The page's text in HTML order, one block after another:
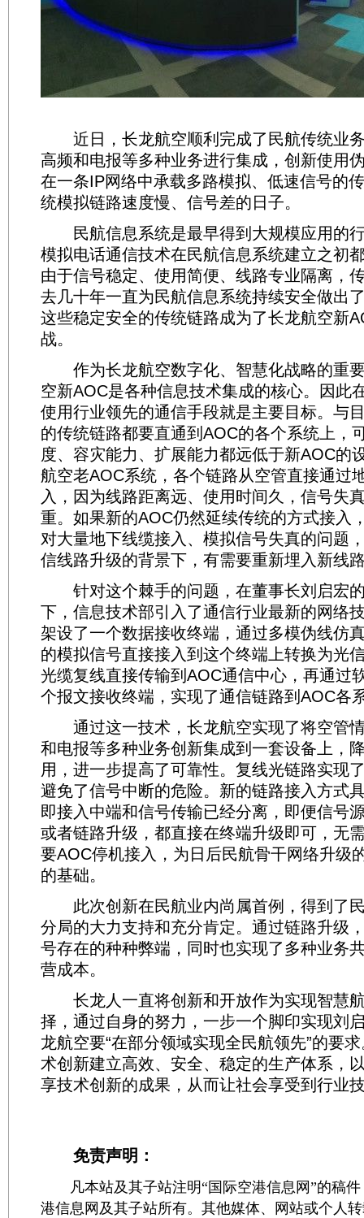
近日，长龙航空顺利完成了民航传统业
高频和电报等多种业务进行集成，创新使用
在一条IP网络中承载多路模拟、低速信号的
统模拟链路速度慢、信号差的日子。
民航信息系统是最早得到大规模应用的
模拟电话通信技术在民航信息系统建立之初
由于信号稳定、使用简便、线路专业隔离，
去几十年一直为民航信息系统持续安全做出
这些稳定安全的传统链路成为了长龙航空新
战。
作为长龙航空数字化、智慧化战略的重
空新AOC是各种信息技术集成的核心。因此
使用行业领先的通信手段就是主要目标。与
的传统链路都要直通到AOC的各个系统上，
度、容灾能力、扩展能力都远低于新AOC的
航空老AOC系统，各个链路从空管直接通过
入，因为线路距离远、使用时间久，信号失
重。如果新的AOC仍然延续传统的方式接入
对大量地下线缆接入、模拟信号失真的问题
信线路升级的背景下，有需要重新埋入新线
针对这个棘手的问题，在董事长刘启宏
下，信息技术部引入了通信行业最新的网络
架设了一个数据接收终端，通过多模伪线仿
的模拟信号直接接入到这个终端上转换为光
光缆复线直接传输到AOC通信中心，再通过
个报文接收终端，实现了通信链路到AOC各
通过这一技术，长龙航空实现了将空管
和电报等多种业务创新集成到一套设备上，
用，进一步提高了可靠性。复线光链路实现
避免了信号中断的危险。新的链路接入方式
即接入中端和信号传输已经分离，即便信号
或者链路升级，都直接在终端升级即可，无
要AOC停机接入，为日后民航骨干网络升级
的基础。
此次创新在民航业内尚属首例，得到了
分局的大力支持和充分肯定。通过链路升级
号存在的种种弊端，同时也实现了多种业务
营成本。
长龙人一直将创新和开放作为实现智慧
择，通过自身的努力，一步一个脚印实现刘
龙航空要“在部分领域实现全民航领先”的要
术创新建立高效、安全、稳定的生产体系，
享技术创新的成果，从而让社会享受到行业
免责声明：
凡本站及其子站注明“国际空港信息网”的稿件
港信息网及其子站所有。其他媒体、网站或个人